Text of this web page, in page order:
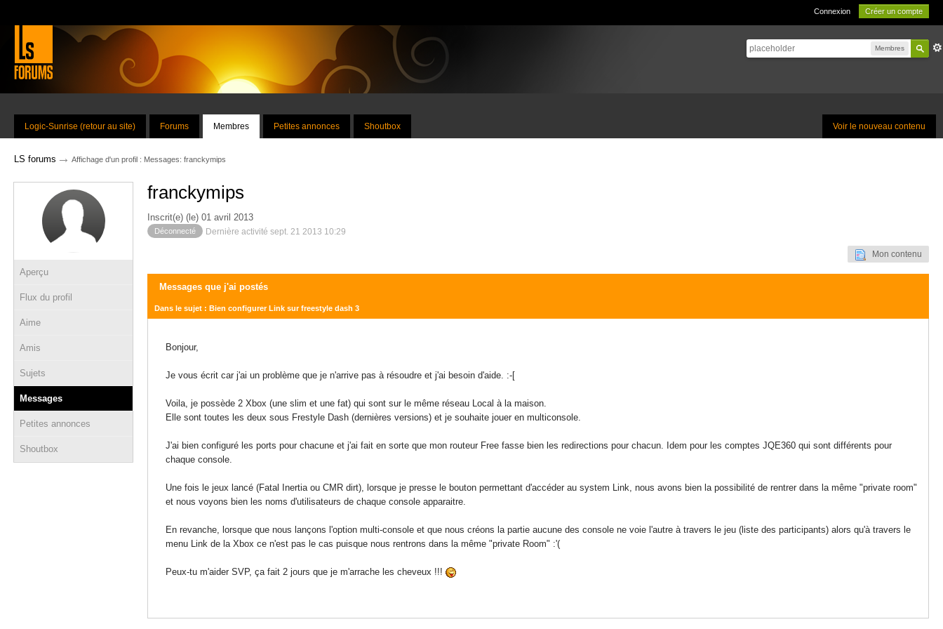
Connexion Créer un compte
Membres
Voir le nouveau contenu
Logic-Sunrise (retour au site) Forums Membres Petites annonces Shoutbox
LS forums → Affichage d'un profil : Messages: franckymips
Aperçu
Flux du profil
Aime
Amis
Sujets
Messages
Petites annonces
Shoutbox
franckymips
Inscrit(e) (le) 01 avril 2013
Déconnecté Dernière activité sept. 21 2013 10:29
Mon contenu
Messages que j'ai postés
Dans le sujet : Bien configurer Link sur freestyle dash 3
Bonjour,
Je vous écrit car j'ai un problème que je n'arrive pas à résoudre et j'ai besoin d'aide. :-[
Voila, je possède 2 Xbox (une slim et une fat) qui sont sur le même réseau Local à la maison.
Elle sont toutes les deux sous Frestyle Dash (dernières versions) et je souhaite jouer en multiconsole.
J'ai bien configuré les ports pour chacune et j'ai fait en sorte que mon routeur Free fasse bien les redirections pour chacun. Idem pour les comptes JQE360 qui sont différents pour
chaque console.
Une fois le jeux lancé (Fatal Inertia ou CMR dirt), lorsque je presse le bouton permettant d'accéder au system Link, nous avons bien la possibilité de rentrer dans la même "private room"
et nous voyons bien les noms d'utilisateurs de chaque console apparaitre.
En revanche, lorsque que nous lançons l'option multi-console et que nous créons la partie aucune des console ne voie l'autre à travers le jeu (liste des participants) alors qu'à travers le
menu Link de la Xbox ce n'est pas le cas puisque nous rentrons dans la même "private Room" :'(
Peux-tu m'aider SVP, ça fait 2 jours que je m'arrache les cheveux !!!